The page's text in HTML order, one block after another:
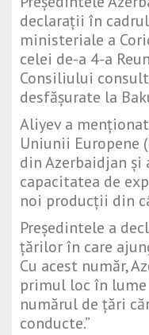
declarații în
ministeriale a
celei de-a 4-a
Consiliului
desfășurate la
Aliyev a
Uniunii Europene
din Azerbaidjan
capacitatea de
noi producții din
Președintele a
țărilor în care
Cu acest număr,
primul loc în lume
numărul de țări
conducte.”